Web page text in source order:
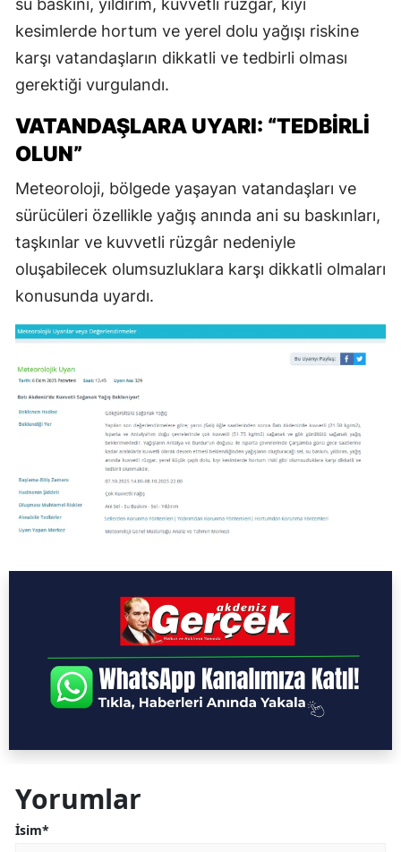
su baskını, yıldırım, kuvvetli rüzgâr, kıyı
kesimlerde hortum ve yerel dolu yağışı riskine
karşı vatandaşların dikkatli ve tedbirli olması
gerektiği vurgulandı.
VATANDAŞLARA UYARI: “TEDBİRLİ
OLUN”
Meteoroloji, bölgede yaşayan vatandaşları ve
sürücüleri özellikle yağış anında ani su baskınları,
taşkınlar ve kuvvetli rüzgâr nedeniyle
oluşabilecek olumsuzluklara karşı dikkatli olmaları
konusunda uyardı.
Yorumlar
İsim*